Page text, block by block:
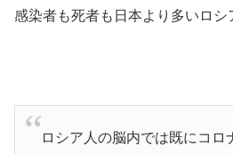
感染者も死者も日本より多いロシ
ロシア人の脳内では既にコロ